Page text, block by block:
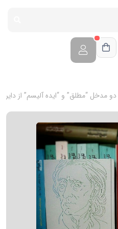
مدخل “مطلق” و “ایده آلیسم” از